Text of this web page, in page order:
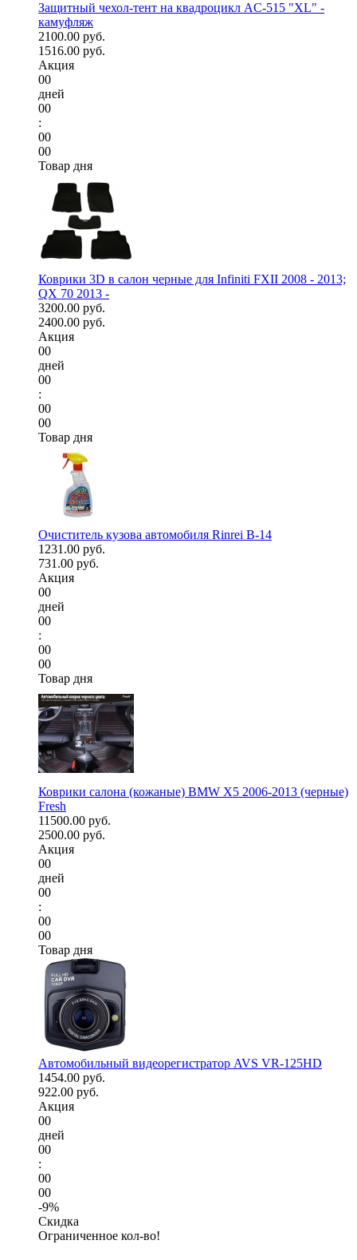
Защитный чехол-тент на квадроцикл AC-515 "XL" -
камуфляж
2100.00 руб.
1516.00 руб.
Акция
00
дней
00
:
00
00
Товар дня
Коврики 3D в салон черные для Infiniti FXII 2008 - 2013;
QX 70 2013 -
3200.00 руб.
2400.00 руб.
Акция
00
дней
00
:
00
00
Товар дня
Очиститель кузова автомобиля Rinrei B-14
1231.00 руб.
731.00 руб.
Акция
00
дней
00
:
00
00
Товар дня
Коврики салона (кожаные) BMW X5 2006-2013 (черные)
Fresh
11500.00 руб.
2500.00 руб.
Акция
00
дней
00
:
00
00
Товар дня
Автомобильный видеорегистратор AVS VR-125HD
1454.00 руб.
922.00 руб.
Акция
00
дней
00
:
00
00
-9%
Скидка
Ограниченное кол-во!